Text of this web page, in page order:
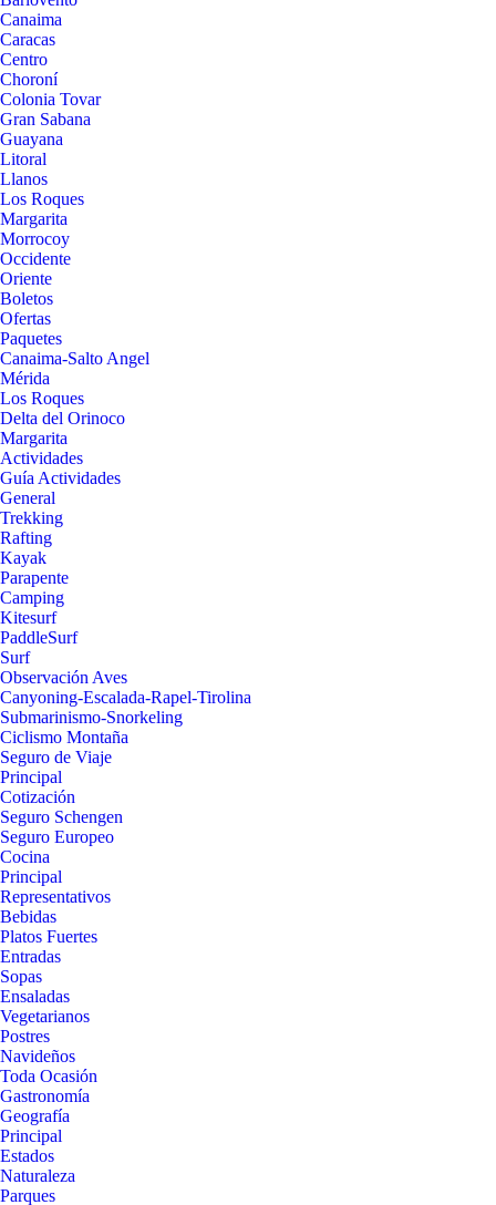
Canaima
Caracas
Centro
Choroní
Colonia Tovar
Gran Sabana
Guayana
Litoral
Llanos
Los Roques
Margarita
Morrocoy
Occidente
Oriente
Boletos
Ofertas
Paquetes
Canaima-Salto Angel
Mérida
Los Roques
Delta del Orinoco
Margarita
Actividades
Guía Actividades
General
Trekking
Rafting
Kayak
Parapente
Camping
Kitesurf
PaddleSurf
Surf
Observación Aves
Canyoning-Escalada-Rapel-Tirolina
Submarinismo-Snorkeling
Ciclismo Montaña
Seguro de Viaje
Principal
Cotización
Seguro Schengen
Seguro Europeo
Cocina
Principal
Representativos
Bebidas
Platos Fuertes
Entradas
Sopas
Ensaladas
Vegetarianos
Postres
Navideños
Toda Ocasión
Gastronomía
Geografía
Principal
Estados
Naturaleza
Parques